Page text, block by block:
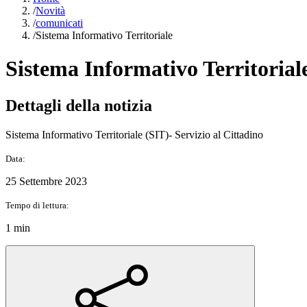
/Novità
/comunicati
/Sistema Informativo Territoriale
Sistema Informativo
Dettagli della notizia
Sistema Informativo Territoriale (SIT)- Servizio al Cittadino
Data:
25 Settembre 2023
Tempo di lettura:
1 min